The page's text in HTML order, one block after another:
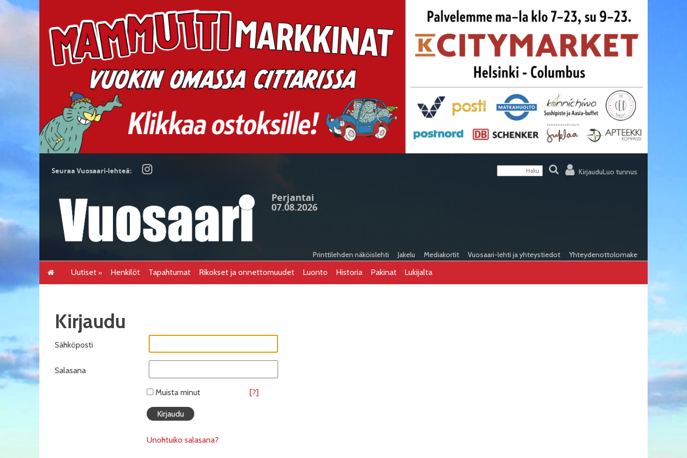
KirjauduLuo tunnus
Seuraa Vuosaari-lehteä:
Perjantai
07.08.2026
Printtilehden näköislehti Jakelu Mediakortit Vuosaari-lehti ja yhteystiedot Yhteydenottolomake
Uutiset Henkilöt Tapahtumat Rikokset ja onnettomuudet Luonto Historia Pakinat Lukijalta
Kirjaudu
Sähköposti
Salasana
Muista minut [?]
Unohtuiko salasana?